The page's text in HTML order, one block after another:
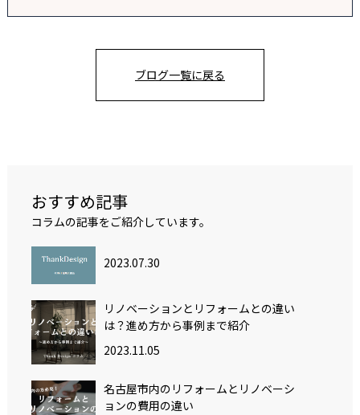
ブログ一覧に戻る
おすすめ記事
コラムの記事をご紹介しています。
2023.07.30
リノベーションとリフォームとの違い
は？進め方から事例まで紹介
2023.11.05
名古屋市内のリフォームとリノベーシ
ョンの費用の違い